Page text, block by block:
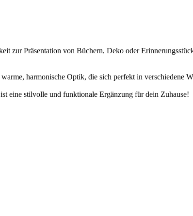
zur Präsentation von Büchern, Deko oder
harmonische Optik, die sich perfekt in verschiedene
eine stilvolle und funktionale Ergänzung für dein Zuhause!